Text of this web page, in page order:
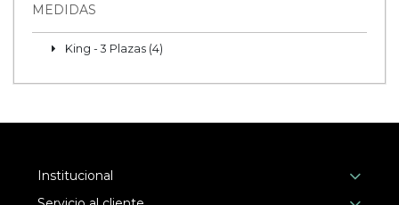
MEDIDAS
King - 3 Plazas (4)
Institucional